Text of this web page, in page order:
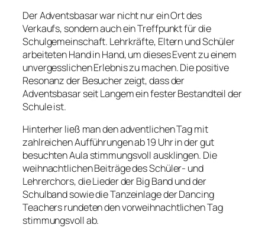
Der Adventsbasar war nicht nur ein Ort des
Verkaufs, sondern auch ein Treffpunkt für die
Schulgemeinschaft. Lehrkräfte, Eltern und Schüler
arbeiteten Hand in Hand, um dieses Event zu einem
unvergesslichen Erlebnis zu machen. Die positive
Resonanz der Besucher zeigt, dass der
Adventsbasar seit Langem ein fester Bestandteil der
Schule ist.
Hinterher ließ man den adventlichen Tag mit
zahlreichen Aufführungen ab 19 Uhr in der gut
besuchten Aula stimmungsvoll ausklingen. Die
weihnachtlichen Beiträge des Schüler- und
Lehrerchors, die Lieder der Big Band und der
Schulband sowie die Tanzeinlage der Dancing
Teachers rundeten den vorweihnachtlichen Tag
stimmungsvoll ab.